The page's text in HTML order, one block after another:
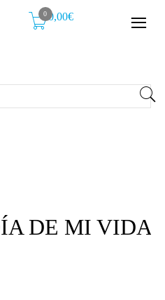
00,00€
DE MI VIDA